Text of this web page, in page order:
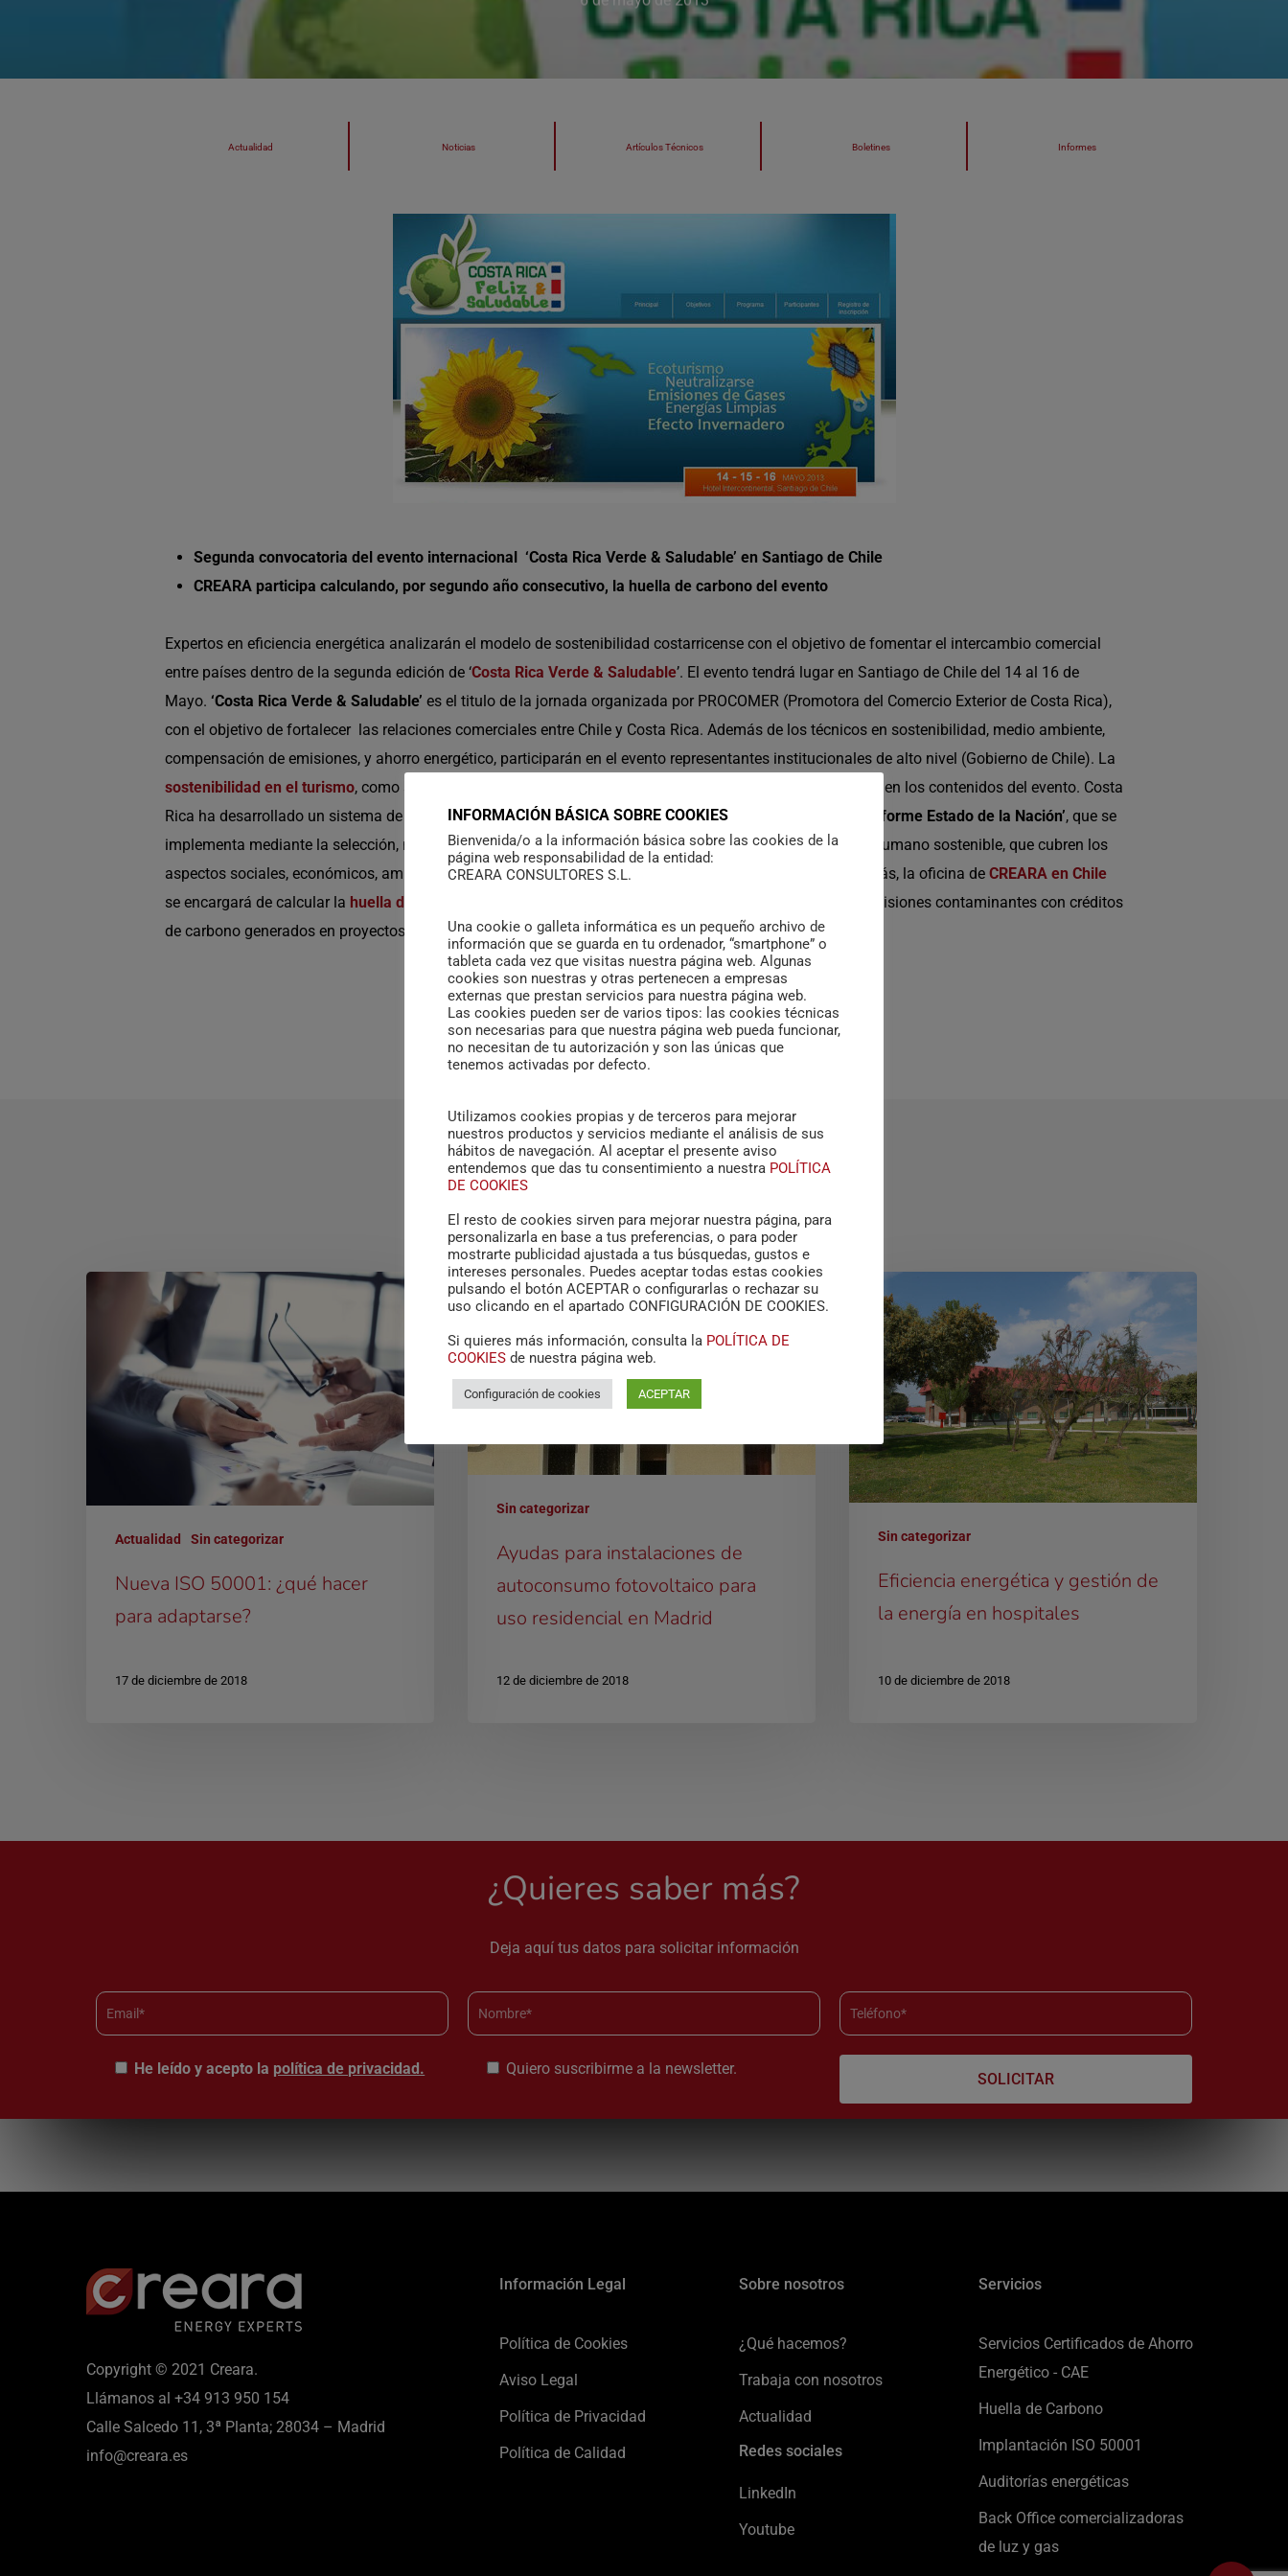
Actualidad Noticias Artículos Técnicos Boletines Informes
Segunda convocatoria del evento internacional ‘Costa Rica Verde & Saludable’ en Santiago de Chile
CREARA participa calculando, por segundo año consecutivo, la huella de carbono del evento
Expertos en eficiencia energética analizarán el modelo de sostenibilidad costarricense con el objetivo de fomentar el intercambio comercial
entre países dentro de la segunda edición de ‘Costa Rica Verde & Saludable’. El evento tendrá lugar en Santiago de Chile del 14 al 16 de
Mayo. ‘Costa Rica Verde & Saludable’ es el titulo de la jornada organizada por PROCOMER (Promotora del Comercio Exterior de Costa Rica),
con el objetivo de fortalecer las relaciones comerciales entre Chile y Costa Rica. Además de los técnicos en sostenibilidad, medio ambiente,
compensación de emisiones, y ahorro energético, participarán en el evento representantes institucionales de alto nivel (Gobierno de Chile). La
sostenibilidad en el turismo, como sector económico clave en ambos países, tendrá un presencia especial en los contenidos del evento. Costa
Rica ha desarrollado un sistema de seguimiento del desempeño de su gestión a través del denominado ‘
Informe Estado de la Nación’, que se
implementa mediante la selección, medición y evaluación de un conjunto de componentes del desarrollo humano sostenible, que cubren los
aspectos sociales, económicos, ambientales y políticos.Cálculo de la huella de carbono del evento Además, la oficina de CREARA en Chile
se encargará de calcular la huella de carbono
generada por el evento, con el objetivo de compensar las emisiones contaminantes con créditos
de carbono generados en proyectos en Costa Rica. Consulte todos los detalles del eventoAQUI ]]>
RELATED POSTS
Actualidad Sin categorizar
Nueva ISO 50001: ¿qué hacer
para adaptarse?
17 de diciembre de 2018
Sin categorizar
Ayudas para instalaciones de
autoconsumo fotovoltaico para
uso residencial en Madrid
12 de diciembre de 2018
Sin categorizar
Eficiencia energética y gestión de
la energía en hospitales
10 de diciembre de 2018
¿Quieres saber más?
Deja aquí tus datos para solicitar información
He leído y acepto la política de privacidad. Quiero suscribirme a la newsletter.
Copyright © 2021 Creara.
Llámanos al +34 913 950 154
Calle Salcedo 11, 3ª Planta; 28034 – Madrid
info@creara.es
Información Legal
Política de Cookies
Aviso Legal
Política de Privacidad
Política de Calidad
Sobre nosotros
¿Qué hacemos?
Trabaja con nosotros
Actualidad
Redes sociales
LinkedIn
Youtube
Servicios
Servicios Certificados de Ahorro
Energético - CAE
Huella de Carbono
Implantación ISO 50001
Auditorías energéticas
Back Office comercializadoras
de luz y gas
INFORMACIÓN BÁSICA SOBRE COOKIES
Bienvenida/o a la información básica sobre las cookies de la
página web responsabilidad de la entidad:
CREARA CONSULTORES S.L.
Una cookie o galleta informática es un pequeño archivo de
información que se guarda en tu ordenador, “smartphone” o
tableta cada vez que visitas nuestra página web. Algunas
cookies son nuestras y otras pertenecen a empresas
externas que prestan servicios para nuestra página web.
Las cookies pueden ser de varios tipos: las cookies técnicas
son necesarias para que nuestra página web pueda funcionar,
no necesitan de tu autorización y son las únicas que
tenemos activadas por defecto.
Utilizamos cookies propias y de terceros para mejorar
nuestros productos y servicios mediante el análisis de sus
hábitos de navegación. Al aceptar el presente aviso
entendemos que das tu consentimiento a nuestra POLÍTICA
DE COOKIES
El resto de cookies sirven para mejorar nuestra página, para
personalizarla en base a tus preferencias, o para poder
mostrarte publicidad ajustada a tus búsquedas, gustos e
intereses personales. Puedes aceptar todas estas cookies
pulsando el botón ACEPTAR o configurarlas o rechazar su
uso clicando en el apartado CONFIGURACIÓN DE COOKIES.
Si quieres más información, consulta la POLÍTICA DE
COOKIES de nuestra página web.
Configuración de cookies ACEPTAR